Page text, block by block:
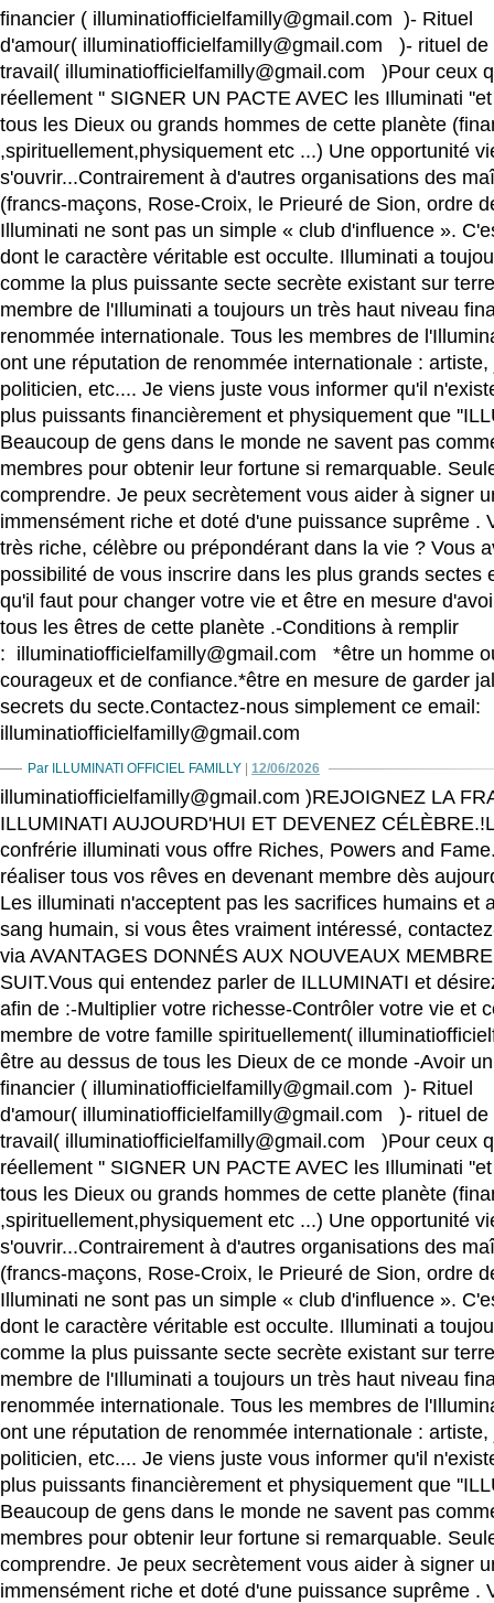
financier ( illuminatiofficielfamilly@gmail.com )- Rituel
d'amour( illuminatiofficielfamilly@gmail.com )- rituel de
travail( illuminatiofficielfamilly@gmail.com )Pour ceux
réellement '' SIGNER UN PACTE AVEC les Illuminati
tous les Dieux ou grands hommes de cette planète
,spirituellement,physiquement etc ...) Une opportunité
s'ouvrir...Contrairement à d'autres organisations des
(francs-maçons, Rose-Croix, le Prieuré de Sion, ordre
Illuminati ne sont pas un simple « club d'influence ».
dont le caractère véritable est occulte. Illuminati a
comme la plus puissante secte secrète existant sur
membre de l'Illuminati a toujours un très haut niveau
renommée internationale. Tous les membres de
ont une réputation de renommée internationale :
politicien, etc.... Je viens juste vous informer qu'il
plus puissants financièrement et physiquement que
Beaucoup de gens dans le monde ne savent pas
membres pour obtenir leur fortune si remarquable.
comprendre. Je peux secrètement vous aider à signer
immensément riche et doté d'une puissance suprême .
très riche, célèbre ou prépondérant dans la vie ? Vous
possibilité de vous inscrire dans les plus grands sectes
qu'il faut pour changer votre vie et être en mesure
tous les êtres de cette planète .-Conditions à remplir
: illuminatiofficielfamilly@gmail.com *être un homme
courageux et de confiance.*être en mesure de garder
secrets du secte.Contactez-nous simplement ce email:
illuminatiofficielfamilly@gmail.com
Par ILLUMINATI OFFICIEL FAMILLY 12/06/2026
illuminatiofficielfamilly@gmail.com )REJOIGNEZ LA
ILLUMINATI AUJOURD'HUI ET DEVENEZ
confrérie illuminati vous offre Riches, Powers and
réaliser tous vos rêves en devenant membre dès
Les illuminati n'acceptent pas les sacrifices humains et
sang humain, si vous êtes vraiment intéressé,
via AVANTAGES DONNÉS AUX NOUVEAUX
SUIT.Vous qui entendez parler de ILLUMINATI et
afin de :-Multiplier votre richesse-Contrôler votre vie et
membre de votre famille spirituellement(
être au dessus de tous les Dieux de ce monde -Avoir
financier ( illuminatiofficielfamilly@gmail.com )- Rituel
d'amour( illuminatiofficielfamilly@gmail.com )- rituel de
travail( illuminatiofficielfamilly@gmail.com )Pour ceux
réellement '' SIGNER UN PACTE AVEC les Illuminati
tous les Dieux ou grands hommes de cette planète
,spirituellement,physiquement etc ...) Une opportunité
s'ouvrir...Contrairement à d'autres organisations des
(francs-maçons, Rose-Croix, le Prieuré de Sion, ordre
Illuminati ne sont pas un simple « club d'influence ».
dont le caractère véritable est occulte. Illuminati a
comme la plus puissante secte secrète existant sur
membre de l'Illuminati a toujours un très haut niveau
renommée internationale. Tous les membres de
ont une réputation de renommée internationale :
politicien, etc.... Je viens juste vous informer qu'il
plus puissants financièrement et physiquement que
Beaucoup de gens dans le monde ne savent pas
membres pour obtenir leur fortune si remarquable.
comprendre. Je peux secrètement vous aider à signer
immensément riche et doté d'une puissance suprême .